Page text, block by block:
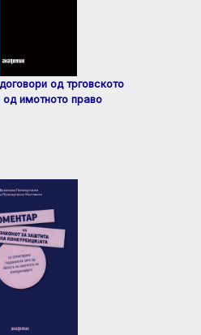
од трговското
имотното право